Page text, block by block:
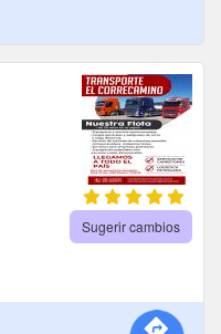
Sugerir cambios